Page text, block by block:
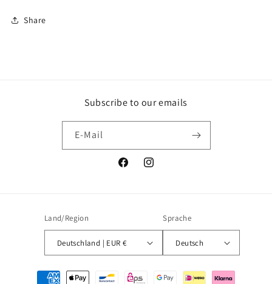
Share
Subscribe to our emails
E-Mail
FacebookInstagram
Land/Region
Deutschland | EUR €
Sprache
Deutsch
Zahlungsmethoden